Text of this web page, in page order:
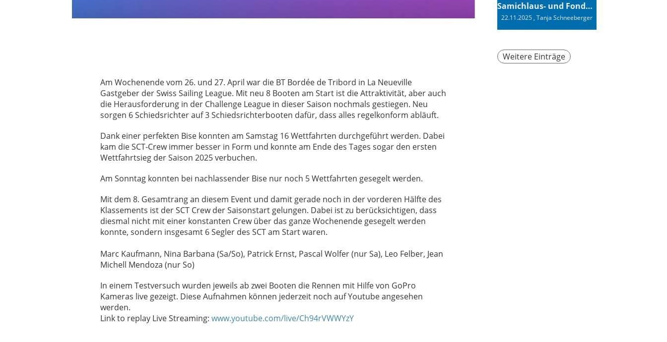
Am Wochenende vom 26. und 27. April war die BT Bordée de Tribord in La Neueville
Gastgeber der Swiss Sailing League. Mit neu 8 Booten am Start ist die Attraktivität, aber auch
die Herausforderung in der Challenge League in dieser Saison nochmals gestiegen. Neu
sorgen 6 Schiedsrichter auf 3 Schiedsrichterbooten dafür, dass alles regelkonform abläuft.
Dank einer perfekten Bise konnten am Samstag 16 Wettfahrten durchgeführt werden. Dabei
kam die SCT-Crew immer besser in Form und konnte am Ende des Tages sogar den ersten
Wettfahrtsieg der Saison 2025 verbuchen.
Am Sonntag konnten bei nachlassender Bise nur noch 5 Wettfahrten gesegelt werden.
Mit dem 8. Gesamtrang an diesem Event und damit gerade noch in der vorderen Hälfte des
Klassements ist der SCT Crew der Saisonstart gelungen. Dabei ist zu berücksichtigen, dass
diesmal nicht mit einer konstanten Crew über das ganze Wochenende gesegelt werden
konnte, sondern insgesamt 6 Segler des SCT am Start waren.
Marc Kaufmann, Nina Barbana (Sa/So), Patrick Ernst, Pascal Wolfer (nur Sa), Leo Felber, Jean
Michell Mendoza (nur So)
In einem Testversuch wurden jeweils ab zwei Booten die Rennen mit Hilfe von GoPro
Kameras live gezeigt. Diese Aufnahmen können jederzeit noch auf Youtube angesehen
werden.
Link to replay Live Streaming: www.youtube.com/live/Ch94rVWWYzY
Samichlaus- und Fonduabend
22.11.2025, Tanja Schneeberger
Weitere Einträge